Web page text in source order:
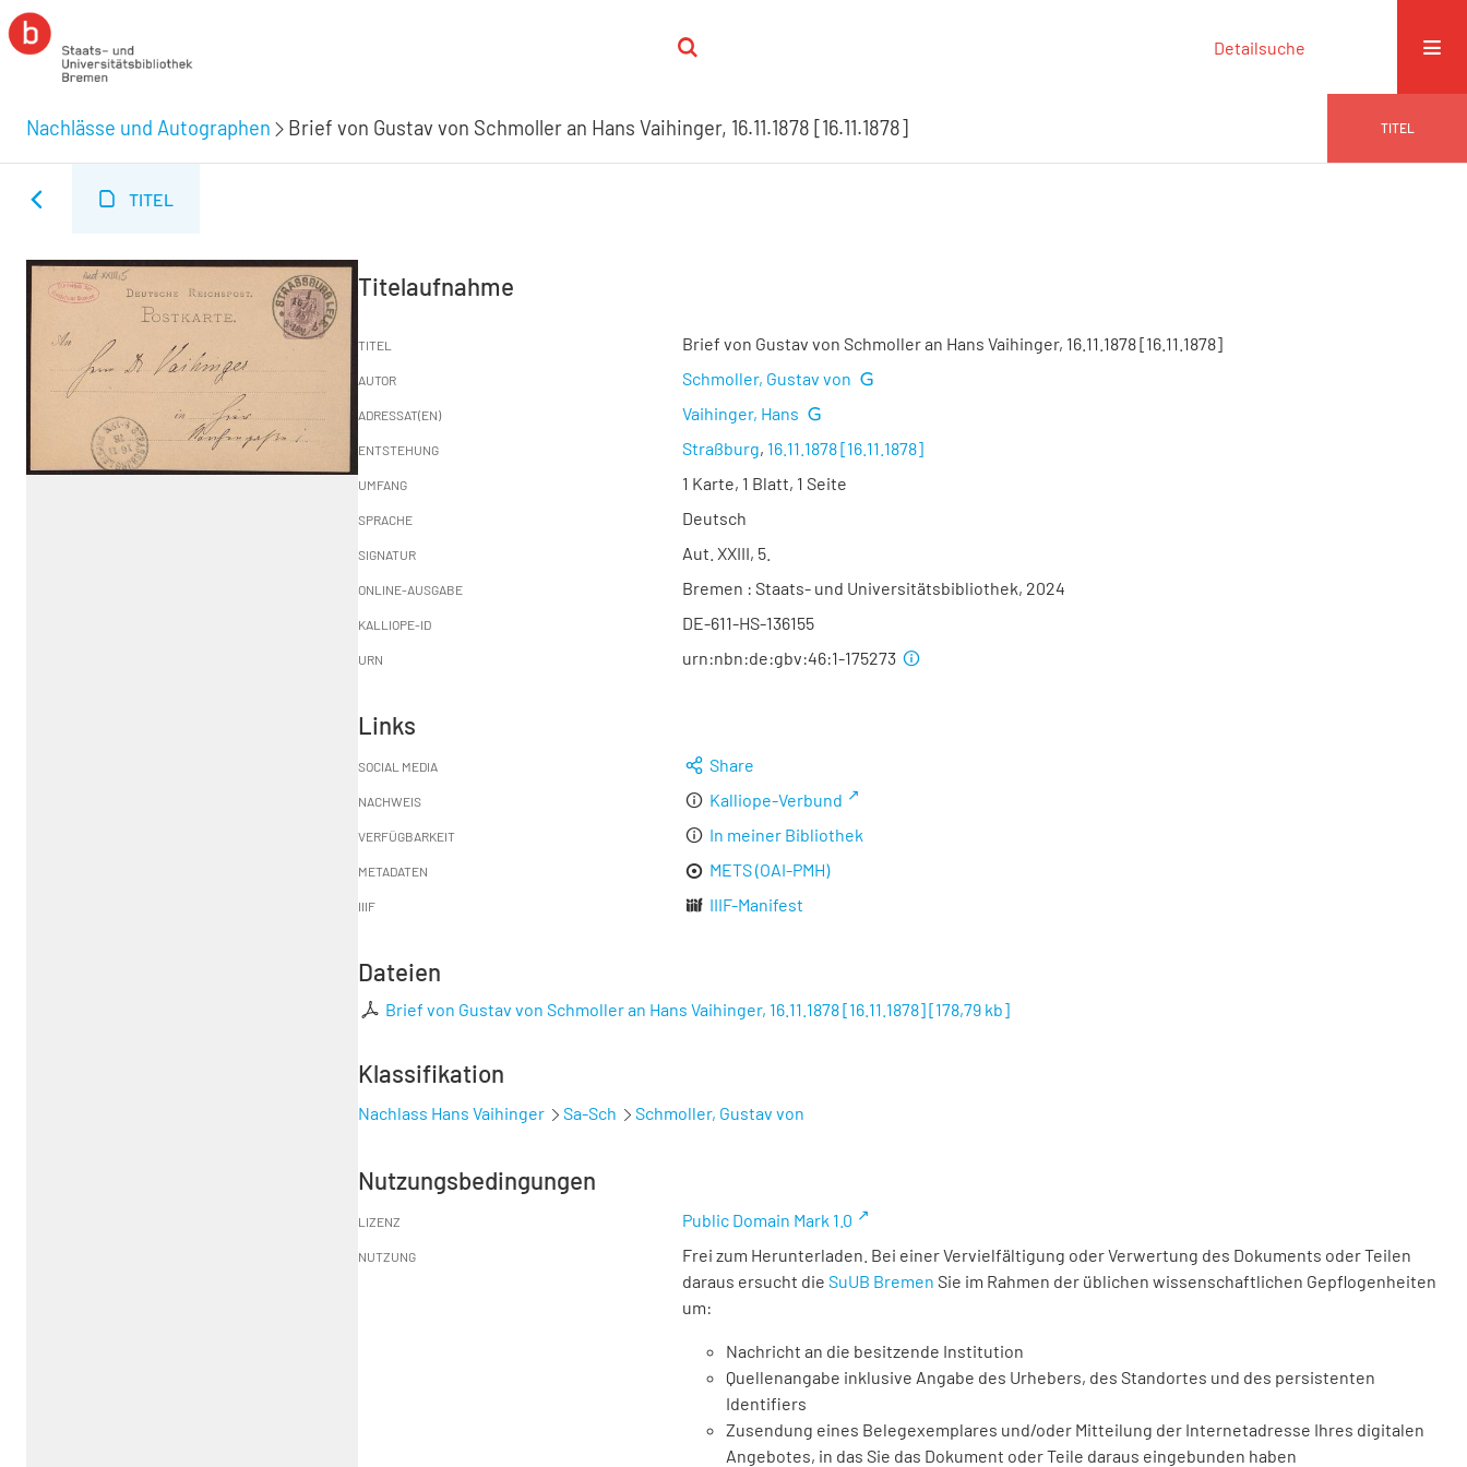
Detailsuche
Nachlässe und Autographen Brief von Gustav von Schmoller an Hans Vaihinger, 16.11.1878 [16.11.1878] TITEL
TITEL
Titelaufnahme
TITEL Brief von Gustav von Schmoller an Hans Vaihinger, 16.11.1878 [16.11.1878]
AUTOR Schmoller, Gustav von
ADRESSAT(EN) Vaihinger, Hans
ENTSTEHUNG Straßburg, 16.11.1878 [16.11.1878]
UMFANG 1 Karte, 1 Blatt, 1 Seite
SPRACHE Deutsch
SIGNATUR Aut. XXIII, 5.
ONLINE-AUSGABE Bremen : Staats- und Universitätsbibliothek, 2024
KALLIOPE-ID DE-611-HS-136155
URN urn:nbn:de:gbv:46:1-175273
Links
SOCIAL MEDIA Share
NACHWEIS Kalliope-Verbund
VERFÜGBARKEIT In meiner Bibliothek
METADATEN METS (OAI-PMH)
IIIF IIIF-Manifest
Dateien
Brief von Gustav von Schmoller an Hans Vaihinger, 16.11.1878 [16.11.1878][178,79 kb]
Klassifikation
Nachlass Hans Vaihinger Sa-Sch Schmoller, Gustav von
Nutzungsbedingungen
LIZENZ Public Domain Mark 1.0
NUTZUNG
Frei zum Herunterladen. Bei einer Vervielfältigung oder Verwertung des Dokuments oder Teilen
daraus ersucht die SuUB Bremen Sie im Rahmen der üblichen wissenschaftlichen Gepflogenheiten
um:
Nachricht an die besitzende Institution
Quellenangabe inklusive Angabe des Urhebers, des Standortes und des persistenten
Identifiers
Zusendung eines Belegexemplares und/oder Mitteilung der Internetadresse Ihres digitalen
Angebotes, in das Sie das Dokument oder Teile daraus eingebunden haben